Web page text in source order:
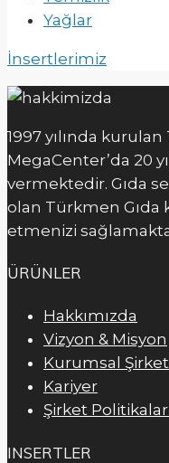
Yağlar
İnsertlerimiz
1997 yılında
MegaCenter’da 20
vermektedir. Gıda
olan Türkmen Gıda
etmenizi
ÜRÜNLER
Hakkımızda
Vizyon & Misyon
Kurumsal
Kariyer
Şirket
INSERTLER